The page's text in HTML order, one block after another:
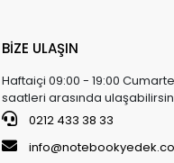
BİZE ULAŞIN
Haftaiçi 09:00 - 19:00
saatleri arasında
0212 433 38 33